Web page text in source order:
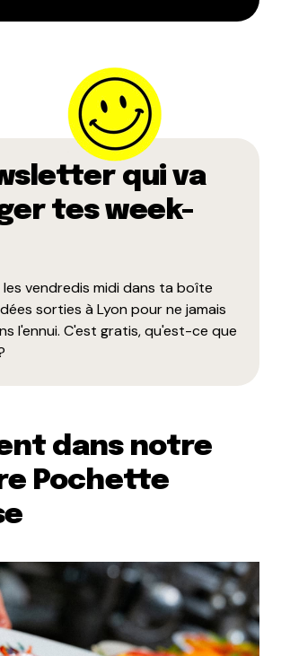
qui va
tes week-
vendredis midi dans ta boîte
sorties à Lyon pour ne jamais
l'ennui. C'est gratis, qu'est-ce que
dans notre
Pochette